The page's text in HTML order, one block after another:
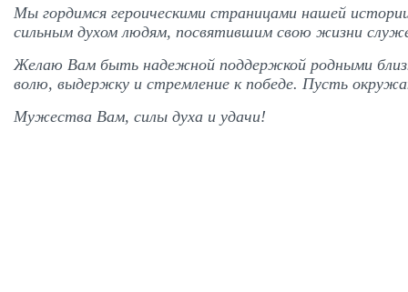
Мы гордимся героическими страницами нашей
сильным духом людям, посвятившим свою жизни
Желаю Вам быть надежной поддержкой родными
волю, выдержку и стремление к победе. Пусть
Мужества Вам, силы духа и удачи!